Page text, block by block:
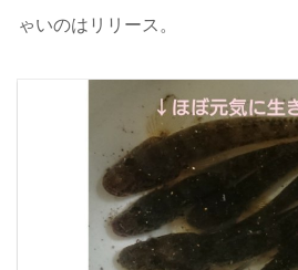
ゃいのはリリース。